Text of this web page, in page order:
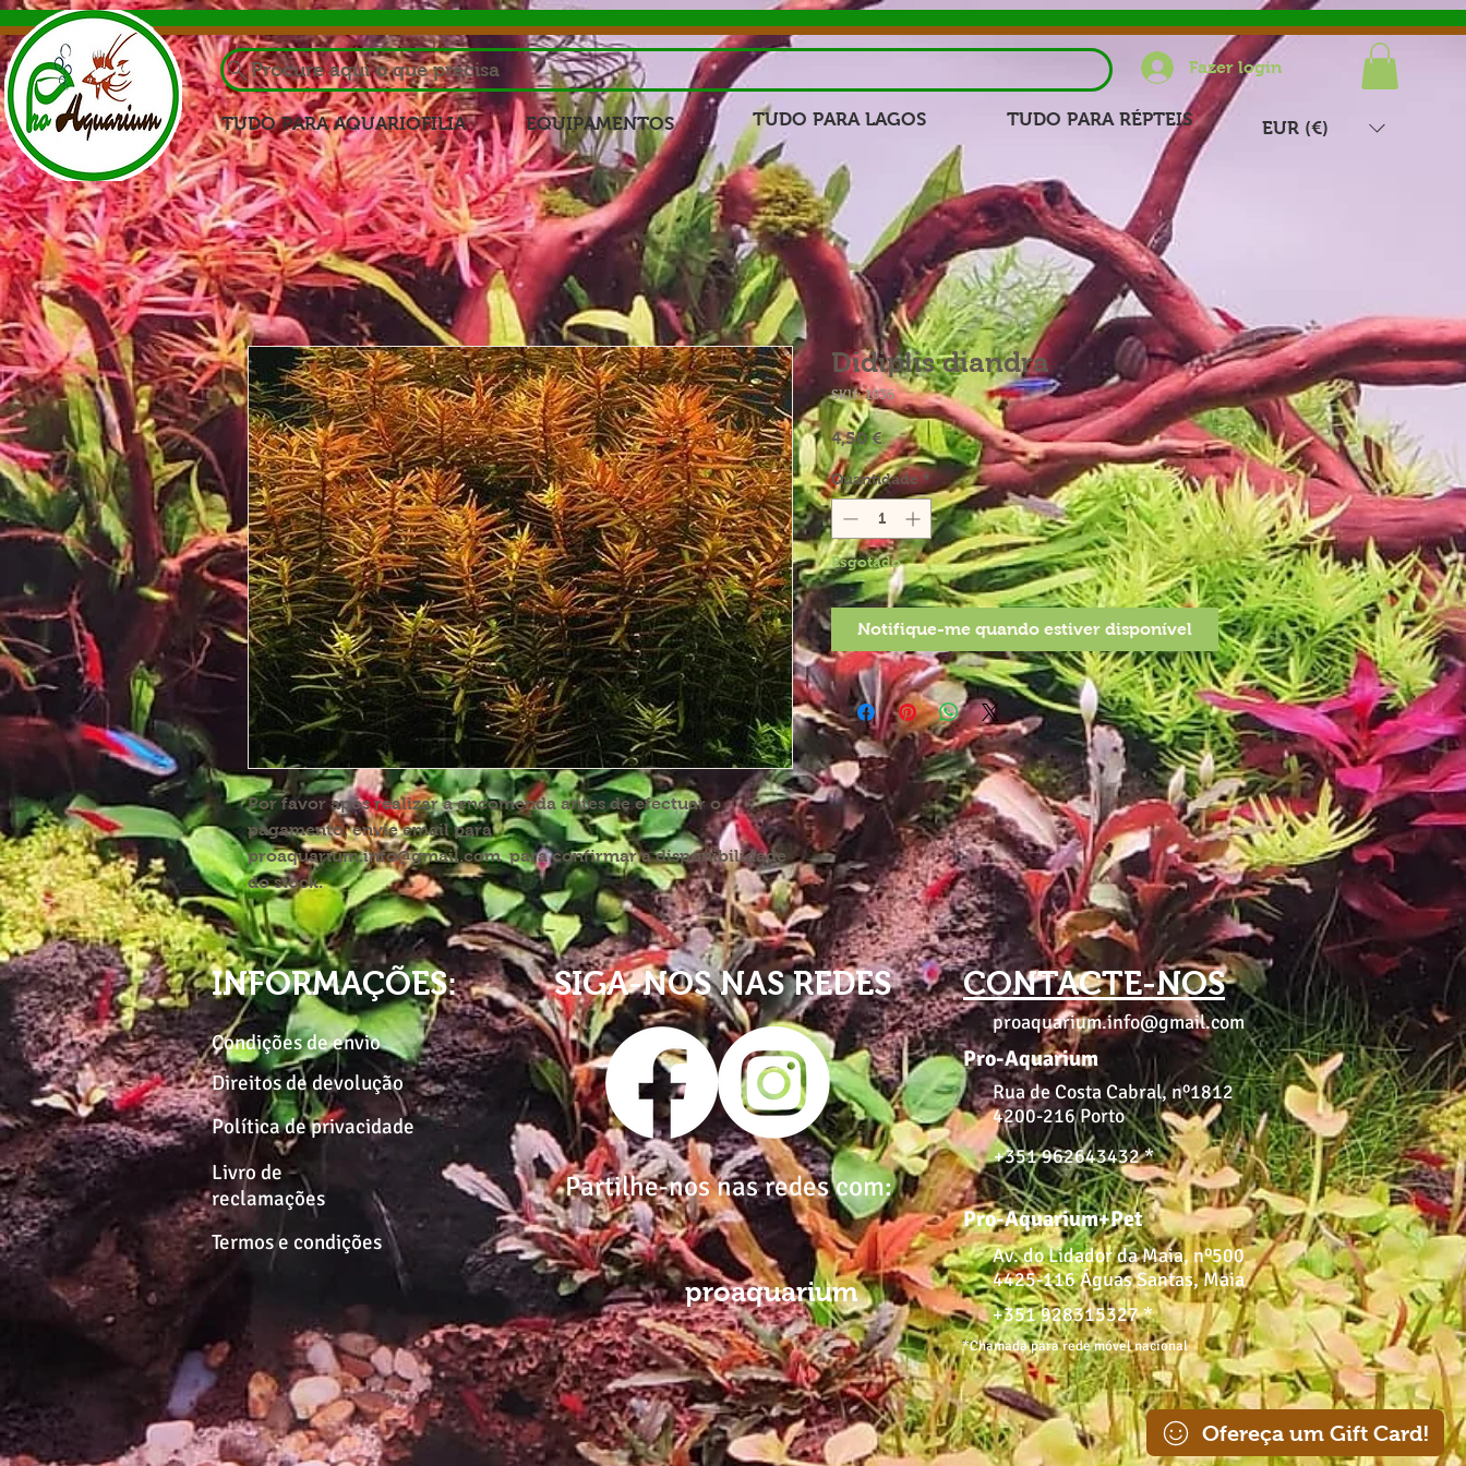
Procure aqui o que precisa Fazer login
TUDO PARA AQUARIOFILIA EQUIPAMENTOS TUDO PARA LAGOS TUDO PARA RÉPTEIS EUR (€)
Por favor após realizar a encomenda antes de efectuar o
pagamento, envie email para
proaquarium.info@gmail.com para confirmar a disponibilidade
do stock.
Didiplis diandra
SKU: 1036
4,50 €Preço
Quantidade *
Esgotado
Notifique-me quando estiver disponível
Ofereça um Gift Card!
INFORMAÇÕES:
Condições de envio
Direitos de devolução
Política de privacidade
Livro de
reclamações
Termos e condições
SIGA-NOS NAS REDES CONTACTE-NOS
proaquarium.info@gmail.com
Pro-Aquarium
Rua de Costa Cabral, nº1812
4200-216 Porto
+351 962643432 *
Partilhe-nos nas redes com:
proaquarium
Pro-Aquarium+Pet
Av. do Lidador da Maia, nº500
4425-116 Águas Santas, Maia
+351 928315327 *
*Chamada para rede móvel nacional